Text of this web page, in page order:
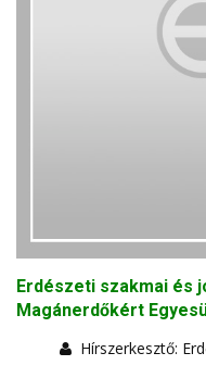
Erdészeti szakmai és
Magánerdőkért
Hírszerkesztő: